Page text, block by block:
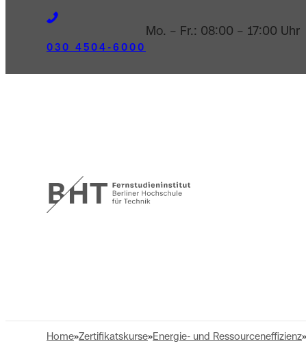
030 4504-6000
Mo. – Fr.: 08:00 – 17:00 Uhr
Home Zertifikatskurse Energie- und Ressourceneffizienz